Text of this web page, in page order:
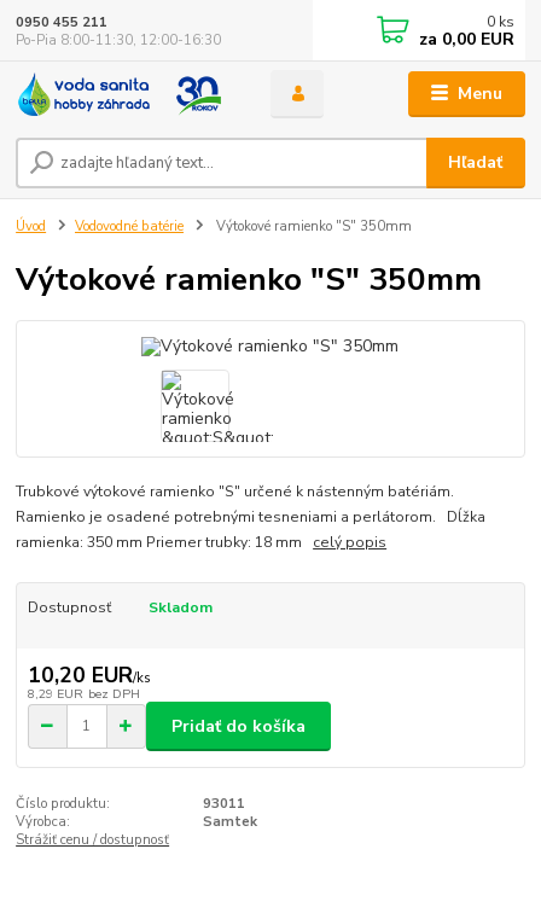
Menu
Hľadať
0950 455 211
Po-Pia 8:00-11:30, 12:00-16:30
0 ks
za 0,00 EUR
Úvod Vodovodné batérie Výtokové ramienko "S" 350mm
Výtokové ramienko "S" 350mm
Trubkové výtokové ramienko "S" určené k nástenným batériám.
Ramienko je osadené potrebnými tesneniami a perlátorom. Dĺžka
ramienka: 350 mm Priemer trubky: 18 mm celý popis
Dostupnosť Skladom
10,20 EUR/ks
8,29 EUR bez DPH
Pridať do košíka
Číslo produktu:
93011
Výrobca:
Samtek
Strážiť cenu / dostupnosť